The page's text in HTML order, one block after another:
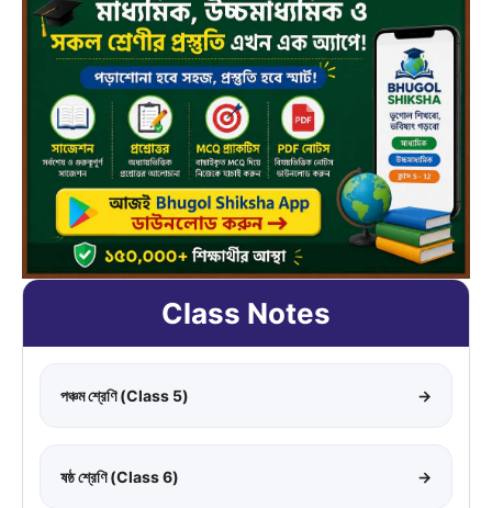
Class Notes
পঞ্চম শ্রেণি (Class 5) →
ষষ্ঠ শ্রেণি (Class 6) →